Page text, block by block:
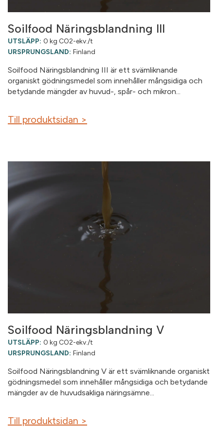
Soilfood Näringsblandning III
UTSLÄPP: 0 kg CO2-ekv./t
URSPRUNGSLAND: Finland
Soilfood Näringsblandning III är ett svämliknande
organiskt gödningsmedel som innehåller mångsidiga och
betydande mängder av huvud-, spår- och mikron...
Till produktsidan >
Soilfood Näringsblandning V
UTSLÄPP: 0 kg CO2-ekv./t
URSPRUNGSLAND: Finland
Soilfood Näringsblandning V är ett svämliknande organiskt
gödningsmedel som innehåller mångsidiga och betydande
mängder av de huvudsakliga näringsämne...
Till produktsidan >